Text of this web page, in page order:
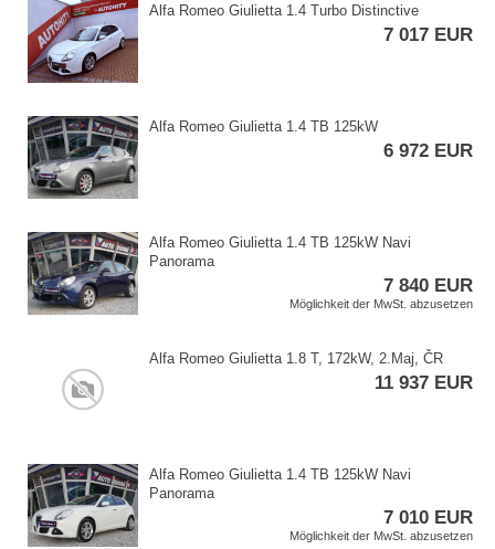
Alfa Romeo Giulietta 1.4 Turbo Distinctive
7 017 EUR
Alfa Romeo Giulietta 1.4 TB 125kW
6 972 EUR
Alfa Romeo Giulietta 1.4 TB 125kW Navi
Panorama
7 840 EUR
Möglichkeit der MwSt. abzusetzen
Alfa Romeo Giulietta 1.8 T,​ 172kW,​ 2.Maj,​ ČR
11 937 EUR
Alfa Romeo Giulietta 1.4 TB 125kW Navi
Panorama
7 010 EUR
Möglichkeit der MwSt. abzusetzen